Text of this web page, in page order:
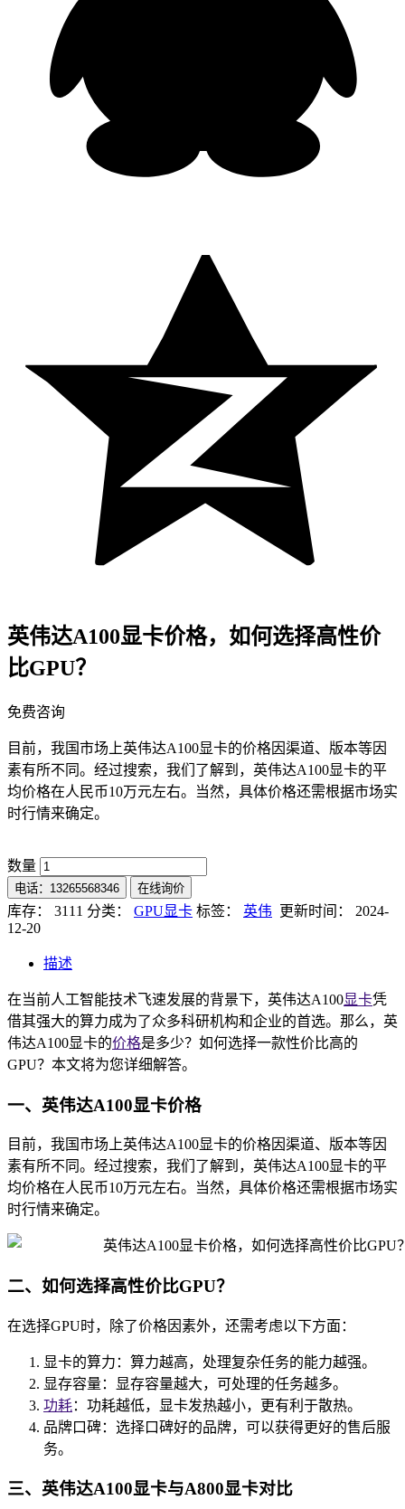
英伟达A100显卡价格，如何选择高性价
比GPU？
免费咨询
目前，我国市场上英伟达A100显卡的价格因渠道、版本等因
素有所不同。经过搜索，我们了解到，英伟达A100显卡的平
均价格在人民币10万元左右。当然，具体价格还需根据市场实
时行情来确定。
数量
电话：13265568346 在线询价
库存： 3111 分类： GPU显卡 标签： 英伟
更新时间： 2024-
12-20
描述
在当前人工智能技术飞速发展的背景下，英伟达A100显卡凭
借其强大的算力成为了众多科研机构和企业的首选。那么，英
伟达A100显卡的价格是多少？如何选择一款性价比高的
GPU？本文将为您详细解答。
一、英伟达A100显卡价格
目前，我国市场上英伟达A100显卡的价格因渠道、版本等因
素有所不同。经过搜索，我们了解到，英伟达A100显卡的平
均价格在人民币10万元左右。当然，具体价格还需根据市场实
时行情来确定。
二、如何选择高性价比GPU？
在选择GPU时，除了价格因素外，还需考虑以下方面：
显卡的算力：算力越高，处理复杂任务的能力越强。
显存容量：显存容量越大，可处理的任务越多。
功耗：功耗越低，显卡发热越小，更有利于散热。
品牌口碑：选择口碑好的品牌，可以获得更好的售后服
务。
三、英伟达A100显卡与A800显卡对比